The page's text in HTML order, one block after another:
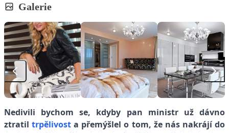
Galerie
Nedivili bychom se, kdyby pan ministr už dávno
ztratiltrpělivosta přemýšlel o tom, že nás nakrájí do